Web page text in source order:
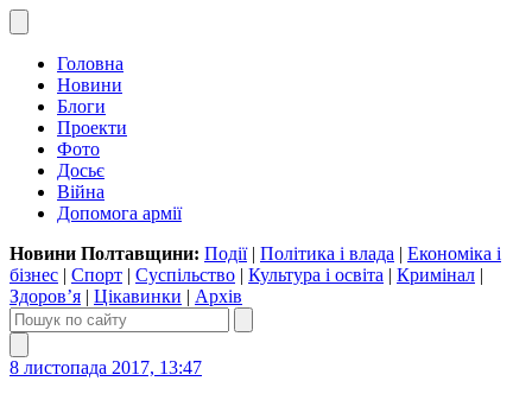
Головна
Новини
Блоги
Проекти
Фото
Досьє
Війна
Допомога армії
Новини Полтавщини: Події| Політика і влада | Економіка і
бізнес | Спорт | Суспільство | Культура і освіта | Кримінал |
Здоров’я | Цікавинки | Архів
8 листопада 2017, 13:47